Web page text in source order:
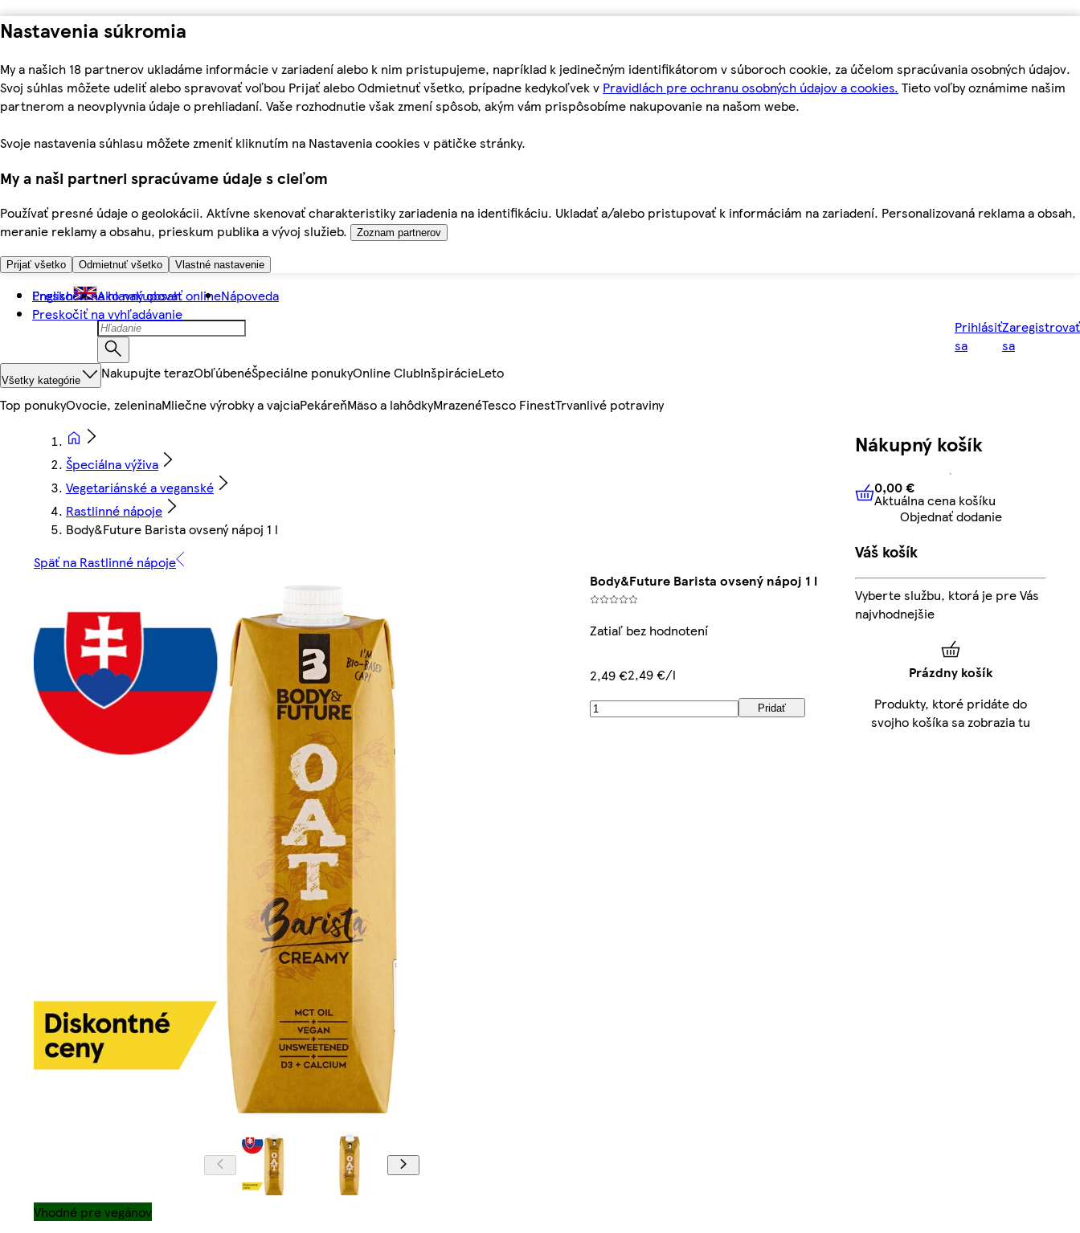
Nastavenia súkromia
My a našich 18 partnerov ukladáme informácie v zariadení alebo k nim pristupujeme, napríklad k jedinečným identifikátorom v súboroch cookie, za účelom spracúvania osobných údajov.
Svoj súhlas môžete udeliť alebo spravovať voľbou Prijať alebo Odmietnuť všetko, prípadne kedykoľvek v Pravidlách pre ochranu osobných údajov a cookies. Tieto voľby oznámime našim
partnerom a neovplyvnia údaje o prehliadaní. Vaše rozhodnutie však zmení spôsob, akým vám prispôsobíme nakupovanie na našom webe.
Svoje nastavenia súhlasu môžete zmeniť kliknutím na Nastavenia cookies v pätičke stránky.
My a naši partneri spracúvame údaje s cieľom
Používať presné údaje o geolokácii. Aktívne skenovať charakteristiky zariadenia na identifikáciu. Ukladať a/alebo pristupovať k informáciám na zariadení. Personalizovaná reklama a obsah,
meranie reklamy a obsahu, prieskum publika a vývoj služieb.
Zoznam partnerov
Prijať všetko Odmietnuť všetko Vlastné nastavenie
Preskočiť na hlavný obsah
Preskočiť na vyhľadávanie
English Ako nakupovať onlineNápoveda
Prihlásiť
sa
Zaregistrovať
sa
Všetky kategórie Nakupujte terazObľúbenéŠpeciálne ponukyOnline ClubInšpirácieLeto
Top ponukyOvocie, zeleninaMliečne výrobky a vajciaPekáreňMäso a lahôdkyMrazenéTesco FinestTrvanlivé potraviny
Špeciálna výživa
Vegetariánské a veganské
Rastlinné nápoje
Body&Future Barista ovsený nápoj 1 l
Späť na Rastlinné nápoje
Body&Future Barista ovsený nápoj 1 l
Zatiaľ bez hodnotení
2,49 €2,49 €/l
Pridať
Vhodné pre vegánov
Nákupný košík
0,00 € Aktuálna cena košíku
0,00 €
Aktuálna cena košíku
Objednať dodanie
Váš košík
Vyberte službu, ktorá je pre Vás
najvhodnejšie
Prázdny košík
Produkty, ktoré pridáte do
svojho košíka sa zobrazia tu